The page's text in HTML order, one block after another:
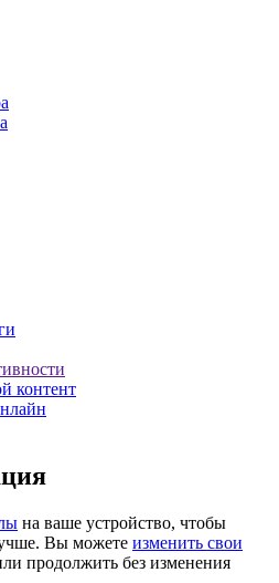
контент
на ваше устройство, чтобы
Вы можете изменить свои
продолжить без изменения